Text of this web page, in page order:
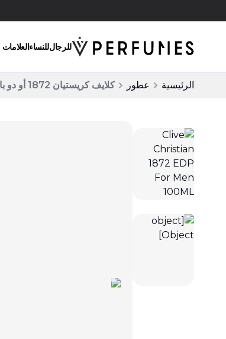
للرجالللنساءالعلامات
الرئيسية عطور كلايف كريستيان 1872 أو دو بارفان 100 مل للرجال